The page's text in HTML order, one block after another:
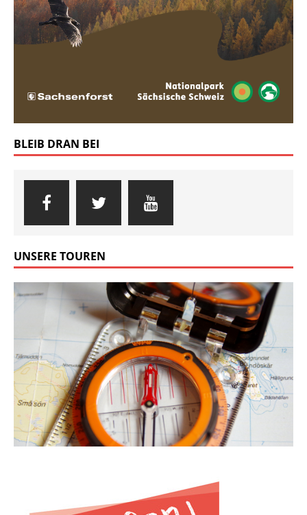
BLEIB DRAN BEI
UNSERE TOUREN